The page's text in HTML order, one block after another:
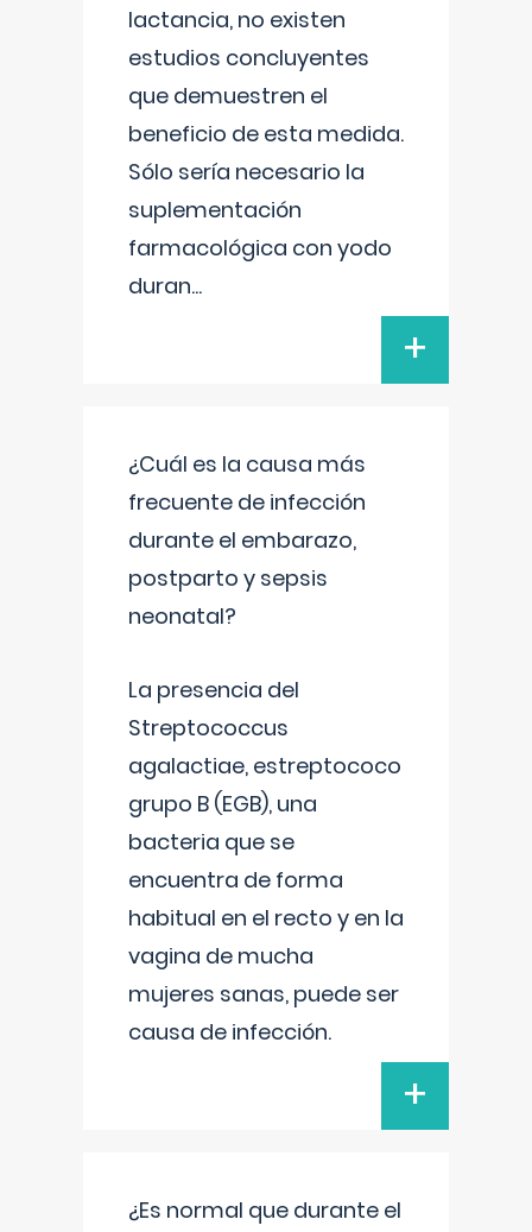
lactancia, no existen
estudios concluyentes
que demuestren el
beneficio de esta medida.
Sólo sería necesario la
suplementación
farmacológica con yodo
duran...
+
¿Cuál es la causa más
frecuente de infección
durante el embarazo,
postparto y sepsis
neonatal?
La presencia del
Streptococcus
agalactiae, estreptococo
grupo B (EGB), una
bacteria que se
encuentra de forma
habitual en el recto y en la
vagina de mucha
mujeres sanas, puede ser
causa de infección.
+
¿Es normal que durante el